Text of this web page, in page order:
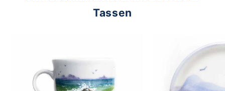
Tassen